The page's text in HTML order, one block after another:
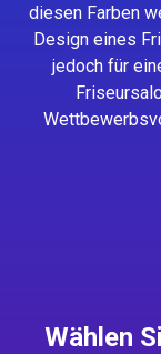
diesen Farben
Design eines
jedoch für
Wählen